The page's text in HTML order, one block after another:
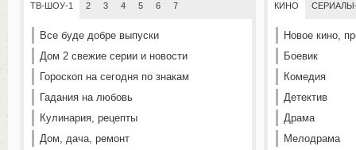
ТВ-ШОУ-1 2 3 4 5 6 7
Все буде добре выпуски
Дом 2 свежие серии и новости
Гороскоп на сегодня по знакам
Гадания на любовь
Кулинария, рецепты
Дом, дача, ремонт
КИНО
Новое кино,
Боевик
Комедия
Детектив
Драма
Мелодрама